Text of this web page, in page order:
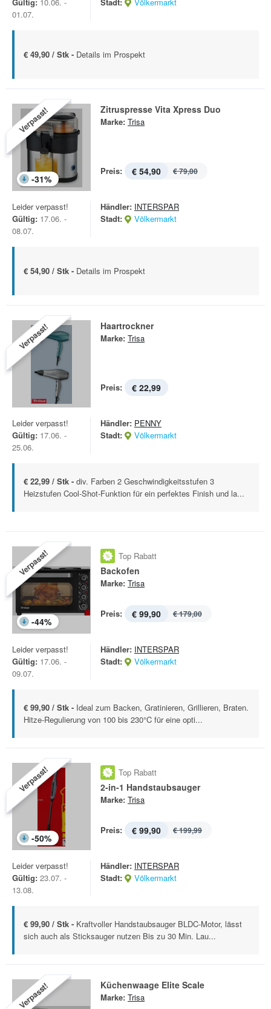
01.07.
€ 49,90 / Stk - Details im Prospekt
Verpasst!
-31%
Zitruspresse Vita Xpress Duo
Marke: Trisa
Preis: € 54,90 € 79,00
Leider verpasst!
Gültig: 17.06. -
08.07.
Händler: INTERSPAR
Stadt:
Völkermarkt
€ 54,90 / Stk - Details im Prospekt
Verpasst! Haartrockner
Marke: Trisa
Preis: € 22,99
Leider verpasst!
Gültig: 17.06. -
25.06.
Händler: PENNY
Stadt:
Völkermarkt
€ 22,99 / Stk - div. Farben 2 Geschwindigkeitsstufen 3
Heizstufen Cool-Shot-Funktion für ein perfektes Finish und la...
Verpasst!
-44%
Top Rabatt
Backofen
Marke: Trisa
Preis: € 99,90 € 179,00
Leider verpasst!
Gültig: 17.06. -
09.07.
Händler: INTERSPAR
Stadt:
Völkermarkt
€ 99,90 / Stk - Ideal zum Backen, Gratinieren, Grillieren, Braten.
Hitze-Regulierung von 100 bis 230°C für eine opti...
Verpasst!
-50%
Top Rabatt
2-in-1 Handstaubsauger
Marke: Trisa
Preis: € 99,90 € 199,99
Leider verpasst!
Gültig: 23.07. -
13.08.
Händler: INTERSPAR
Stadt:
Völkermarkt
€ 99,90 / Stk - Kraftvoller Handstaubsauger BLDC-Motor, lässt
sich auch als Sticksauger nutzen Bis zu 30 Min. Lau...
Verpasst! Küchenwaage Elite Scale
Marke: Trisa